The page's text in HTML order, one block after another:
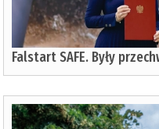
Falstart SAFE. Były